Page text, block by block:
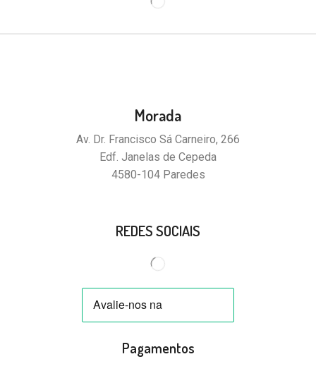
Morada
Av. Dr. Francisco Sá Carneiro, 266
Edf. Janelas de Cepeda
4580-104 Paredes
REDES SOCIAIS
Pagamentos